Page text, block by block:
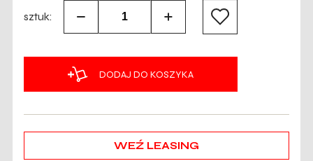
sztuk:
DODAJ DO KOSZYKA
WEŹ LEASING